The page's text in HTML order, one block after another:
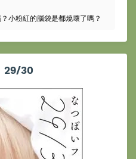
小粉紅的腦袋是都燒壞了嗎？
29/30